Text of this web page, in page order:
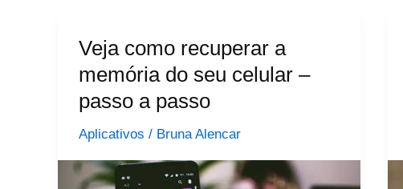
Veja como recuperar a
memória do seu celular –
passo a passo
Aplicativos / Bruna Alencar